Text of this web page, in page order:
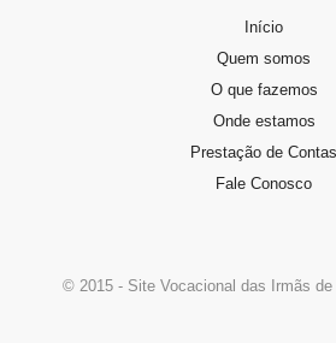
Início
Quem somos
O que fazemos
Onde estamos
Prestação de Contas
Fale Conosco
© 2015 - Site Vocacional das Irmãs